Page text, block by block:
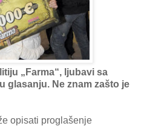
„Farma“, ljubavi sa
glasanju. Ne znam zašto je
opisati proglašenje